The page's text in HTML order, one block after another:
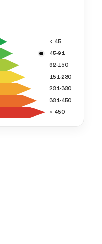
< 45
45-91
92-150
151-230
231-330
331-450
> 450